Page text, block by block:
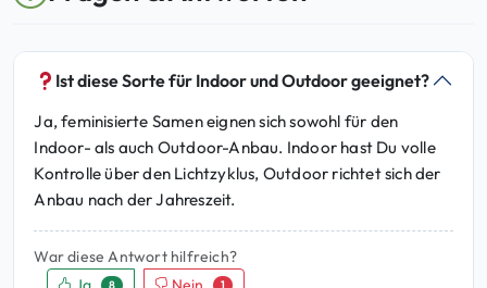
Ist diese Sorte für Indoor und Outdoor geeignet?
Ja, feminisierte Samen eignen sich sowohl für den
Indoor- als auch Outdoor-Anbau. Indoor hast Du volle
Kontrolle über den Lichtzyklus, Outdoor richtet sich der
Anbau nach der Jahreszeit.
War diese Antwort hilfreich?